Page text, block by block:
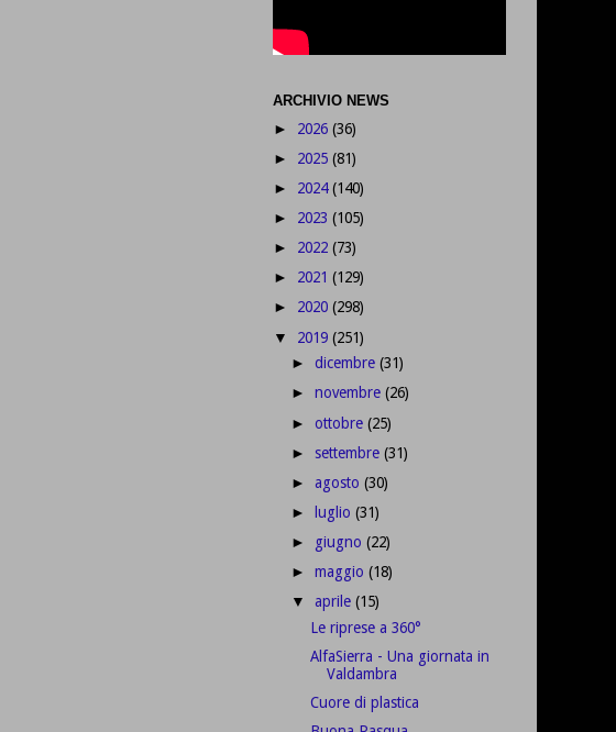
ARCHIVIO NEWS
► 2026 (36)
► 2025 (81)
► 2024(140)
► 2023 (105)
► 2022 (73)
► 2021 (129)
► 2020 (298)
▼ 2019 (251)
►dicembre(31)
►novembre(26)
►ottobre(25)
► settembre(31)
►agosto(30)
► luglio(31)
► giugno(22)
►maggio(18)
▼aprile(15)
Le riprese a 360°
AlfaSierra - Una giornata in
Valdambra
Cuore di plastica